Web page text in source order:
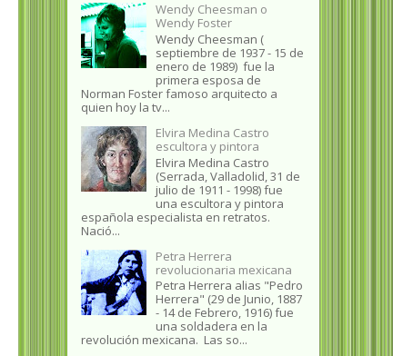
Wendy Cheesman o
Wendy Foster
Wendy Cheesman (
septiembre de 1937 - 15 de
enero de 1989) fue la
primera esposa de
Norman Foster famoso arquitecto a
quien hoy la tv...
Elvira Medina Castro
escultora y pintora
Elvira Medina Castro
(Serrada, Valladolid, 31 de
julio de 1911 - 1998) fue
una escultora y pintora
española especialista en retratos.
Nació...
Petra Herrera
revolucionaria mexicana
Petra Herrera alias "Pedro
Herrera" (29 de Junio, 1887
- 14 de Febrero, 1916) fue
una soldadera en la
revolución mexicana. Las so...